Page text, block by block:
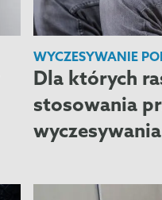
WYCZESYWANIE
Dla których
stosowania